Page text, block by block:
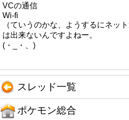
VCの通信
Wi-fi
（ていうのかな、ようするにネット
は出来ないんですよねー。
(・_・、)
スレッド一覧
ポケモン総合